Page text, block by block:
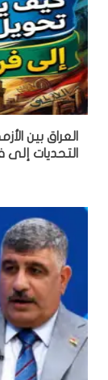
العراق بين
التحديات إلى